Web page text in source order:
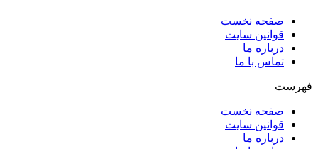
صفحه نخست
قوانین سایت
درباره ما
تماس با ما
فهرست
صفحه نخست
قوانین سایت
درباره ما